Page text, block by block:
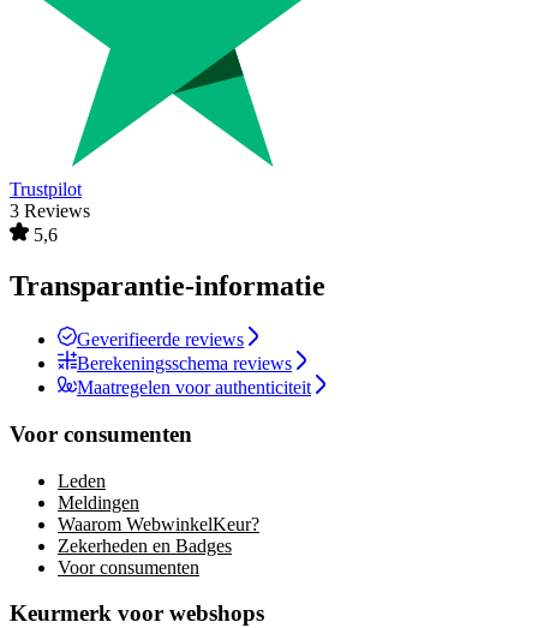
Trustpilot
3 Reviews
5,6
Transparantie-informatie
Geverifieerde reviews
Berekeningsschema reviews
Maatregelen voor authenticiteit
Voor consumenten
Leden
Meldingen
Waarom WebwinkelKeur?
Zekerheden en Badges
Voor consumenten
Keurmerk voor webshops